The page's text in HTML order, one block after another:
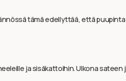
tämä edellyttää, että
ja sisäkattoihin. Ulkona